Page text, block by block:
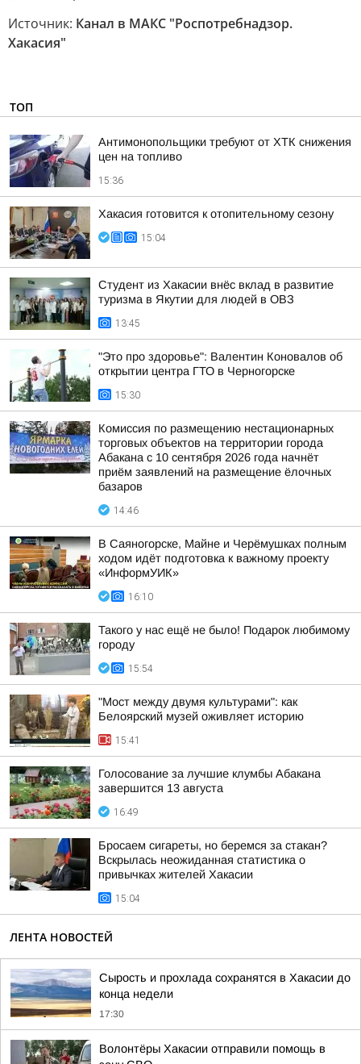
Источник: Канал в МАКС "Роспотребнадзор.
Хакасия"
ТОП
Антимонопольщики требуют от ХТК снижения
цен на топливо
15:36
Хакасия готовится к отопительному сезону
15:04
Студент из Хакасии внёс вклад в развитие
туризма в Якутии для людей в ОВЗ
13:45
"Это про здоровье": Валентин Коновалов об
открытии центра ГТО в Черногорске
15:30
Комиссия по размещению нестационарных
торговых объектов на территории города
Абакана с 10 сентября 2026 года начнёт
приём заявлений на размещение ёлочных
базаров
14:46
В Саяногорске, Майне и Черёмушках полным
ходом идёт подготовка к важному проекту
«ИнформУИК»
16:10
Такого у нас ещё не было! Подарок любимому
городу
15:54
"Мост между двумя культурами": как
Белоярский музей оживляет историю
15:41
Голосование за лучшие клумбы Абакана
завершится 13 августа
16:49
Бросаем сигареты, но беремся за стакан?
Вскрылась неожиданная статистика о
привычках жителей Хакасии
15:04
ЛЕНТА НОВОСТЕЙ
Сырость и прохлада сохранятся в Хакасии до
конца недели
17:30
Волонтёры Хакасии отправили помощь в